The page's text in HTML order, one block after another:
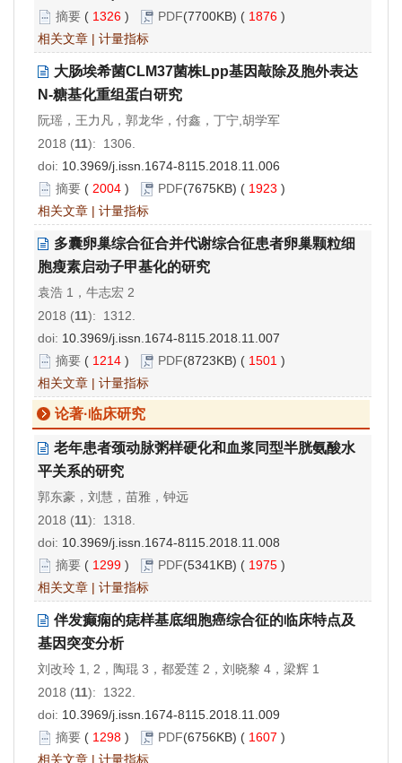
摘要 ( 1326 ) PDF(7700KB) ( 1876 )
相关文章 | 计量指标
大肠埃希菌CLM37菌株Lpp基因敲除及胞外表达
N-糖基化重组蛋白研究
阮瑶，王力凡，郭龙华，付鑫，丁宁,胡学军
2018 (11): 1306.
doi: 10.3969/j.issn.1674-8115.2018.11.006
摘要 ( 2004 ) PDF(7675KB) ( 1923 )
相关文章 | 计量指标
多囊卵巢综合征合并代谢综合征患者卵巢颗粒细
胞瘦素启动子甲基化的研究
袁浩 1，牛志宏 2
2018 (11): 1312.
doi: 10.3969/j.issn.1674-8115.2018.11.007
摘要 ( 1214 ) PDF(8723KB) ( 1501 )
相关文章 | 计量指标
论著·临床研究
老年患者颈动脉粥样硬化和血浆同型半胱氨酸水
平关系的研究
郭东豪，刘慧，苗雅，钟远
2018 (11): 1318.
doi: 10.3969/j.issn.1674-8115.2018.11.008
摘要 ( 1299 ) PDF(5341KB) ( 1975 )
相关文章 | 计量指标
伴发癫痫的痣样基底细胞癌综合征的临床特点及
基因突变分析
刘改玲 1, 2，陶琨 3，都爱莲 2，刘晓黎 4，梁辉 1
2018 (11): 1322.
doi: 10.3969/j.issn.1674-8115.2018.11.009
摘要 ( 1298 ) PDF(6756KB) ( 1607 )
相关文章 | 计量指标